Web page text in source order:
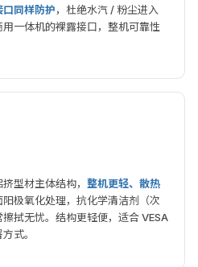
口同样防护，杜绝水汽 / 粉尘进入
一体机的裸露接口，整机可靠性
型材主体结构， 整机更轻、散热
极氧化处理，抗化学清洁剂（次
拭无忧。结构更轻便，适合 VESA
式。